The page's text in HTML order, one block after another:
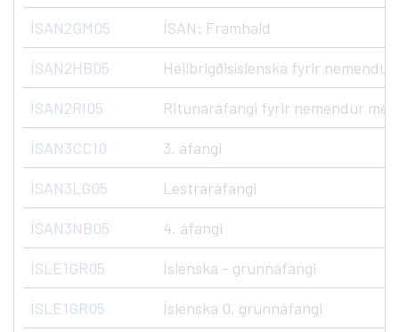
ÍSAN2GM05 ÍSAN: Framhald
ÍSAN2HB05 Heilbrigðisíslenska fyrir nemendur
ÍSAN2RI05 Ritunaráfangi fyrir nemendur
ÍSAN3CC10 3. áfangi
ÍSAN3LG05 Lestraráfangi
ÍSAN3NB05 4. áfangi
ÍSLE1GR05 Íslenska - grunnáfangi
ÍSLE1GR05 Íslenska 0, grunnáfangi